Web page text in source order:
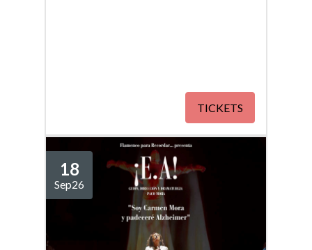
TICKETS
18
Sep26